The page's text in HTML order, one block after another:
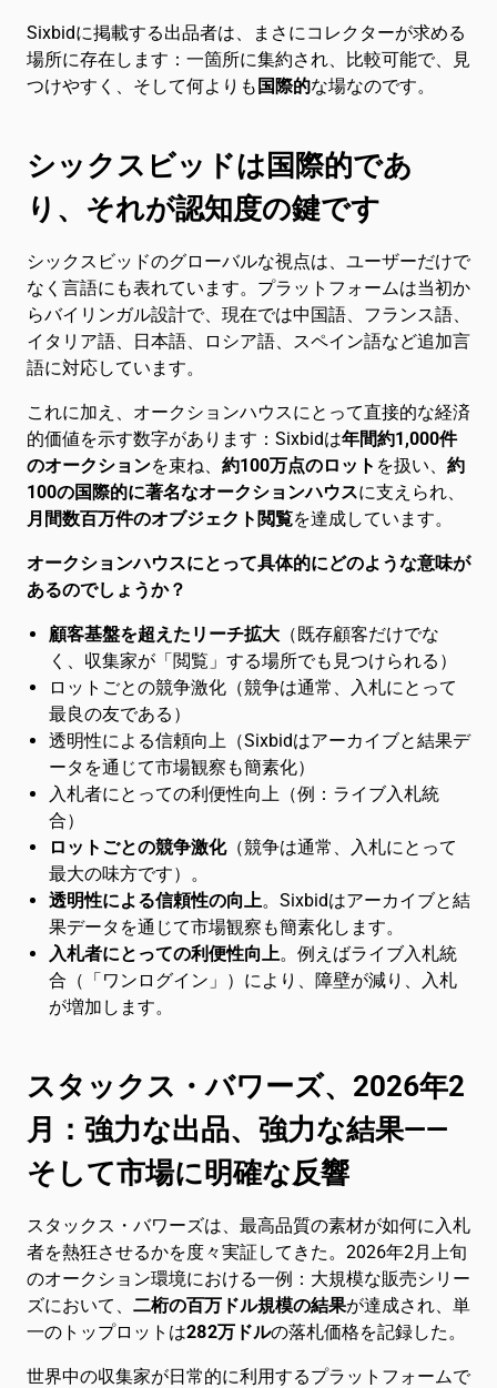
Sixbidに掲載する出品者は、まさにコレクターが求める
場所に存在します：一箇所に集約され、比較可能で、見
つけやすく、そして何よりも 国際的な場なのです。
シックスビッドは国際的であ
り、それが認知度の鍵です
シックスビッドのグローバルな視点は、ユーザーだけで
なく言語にも表れています。プラットフォームは当初か
らバイリンガル設計で、現在では中国語、フランス語、
イタリア語、日本語、ロシア語、スペイン語など追加言
語に対応しています。
これに加え、オークションハウスにとって直接的な経済
的価値を示す数字があります：Sixbidは年間約1,000件
のオークションを束ね、 約100万点のロット を扱い、 約
100の国際的に著名なオークションハウスに支えられ、
月間数百万件のオブジェクト閲覧を達成しています。
オークションハウスにとって具体的にどのような意味が
あるのでしょうか？
顧客基盤を超えたリーチ拡大 （既存顧客だけでな
く、収集家が「閲覧」する場所でも見つけられる）
ロットごとの競争激化（競争は通常、入札にとって
最良の友である）
透明性による信頼向上（Sixbidはアーカイブと結果デ
ータを通じて市場観察も簡素化）
入札者にとっての利便性向上（例：ライブ入札統
合）
ロットごとの競争激化（競争は通常、入札にとって
最大の味方です）。
透明性による信頼性の向上。Sixbidはアーカイブと結
果データを通じて市場観察も簡素化します。
入札者にとっての利便性向上。例えばライブ入札統
合（「ワンログイン」）により、障壁が減り、入札
が増加します。
スタックス・バワーズ、2026年2
月：強力な出品、強力な結果――
そして市場に明確な反響
スタックス・バワーズは、最高品質の素材が如何に入札
者を熱狂させるかを度々実証してきた。2026年2月上旬
のオークション環境における一例：大規模な販売シリー
ズにおいて、 二桁の百万ドル規模の結果が達成され、単
一のトップロットは282万ドルの落札価格を記録した。
世界中の収集家が日常的に利用するプラットフォームで